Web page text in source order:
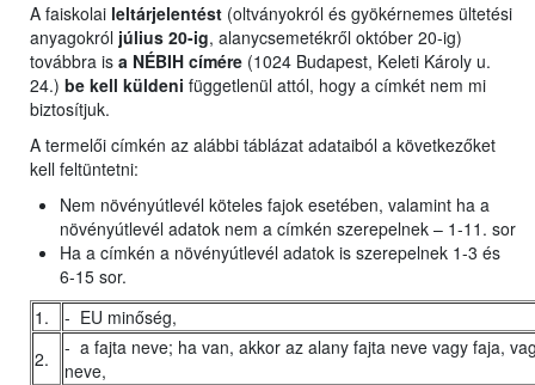
A faiskolai leltárjelentést (oltványokról és gyökérnemes ültetési
anyagokról július 20-ig, alanycsemetékről október 20-ig)
továbbra is a NÉBIH címére (1024 Budapest, Keleti Károly u.
24.) be kell küldeni függetlenül attól, hogy a címkét nem mi
biztosítjuk.
A termelői címkén az alábbi táblázat adataiból a következőket
kell feltüntetni:
Nem növényútlevél köteles fajok esetében, valamint ha a
növényútlevél adatok nem a címkén szerepelnek – 1-11. sor
Ha a címkén a növényútlevél adatok is szerepelnek 1-3 és
6-15 sor.
1.
- EU minőség,
2.
- a fajta neve; ha van, akkor az alany fajta neve vagy faja,
neve,